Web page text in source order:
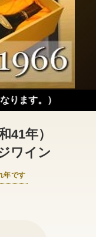
41年）
ワイン
年です